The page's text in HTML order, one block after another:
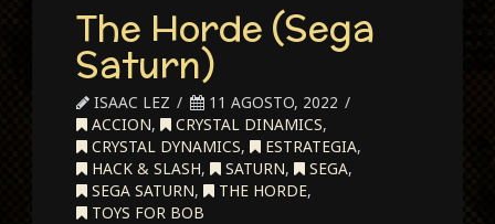
The Horde (Sega
Saturn)
ISAAC LEZ
11 AGOSTO, 2022
ACCION, CRYSTAL DINAMICS,
CRYSTAL DYNAMICS, ESTRATEGIA,
HACK & SLASH, SATURN, SEGA,
SEGA SATURN, THE HORDE,
TOYS FOR BOB